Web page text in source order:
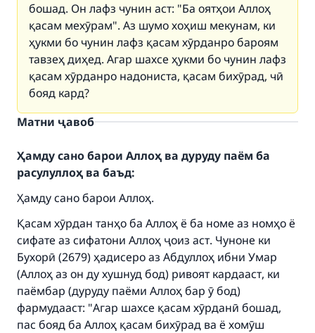
бошад. Он лафз чунин аст: "Ба оятҳои Аллоҳ
қасам мехӯрам". Аз шумо хоҳиш мекунам, ки
ҳукми бо чунин лафз қасам хӯрданро бароям
тавзеҳ диҳед. Агар шахсе ҳукми бо чунин лафз
қасам хӯрданро надониста, қасам бихӯрад, чӣ
бояд кард?
Матни ҷавоб
Ҳамду сано барои Аллоҳ ва дуруду паём ба
расулуллоҳ ва баъд:
Ҳамду сано барои Аллоҳ.
Қасам хӯрдан танҳо ба Аллоҳ ё ба номе аз номҳо ё
сифате аз сифатони Аллоҳ ҷоиз аст. Чуноне ки
Бухорӣ (2679) ҳадисеро аз Абдуллоҳ ибни Умар
(Аллоҳ аз он ду хушнуд бод) ривоят кардааст, ки
паёмбар (дуруду паёми Аллоҳ бар ӯ бод)
фармудааст: "Агар шахсе қасам хӯрданӣ бошад,
пас бояд ба Аллоҳ қасам бихӯрад ва ё хомӯш